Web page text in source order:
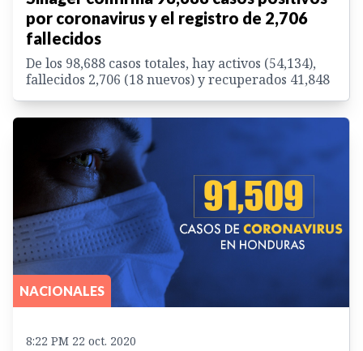
por coronavirus y el registro de 2,706
fallecidos
De los 98,688 casos totales, hay activos (54,134),
fallecidos 2,706 (18 nuevos) y recuperados 41,848
NACIONALES
8:22 PM 22 oct. 2020